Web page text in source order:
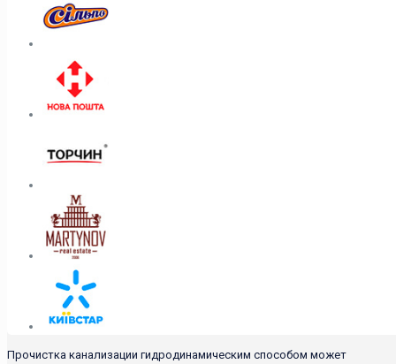
Прочистка канализации гидродинамическим способом может